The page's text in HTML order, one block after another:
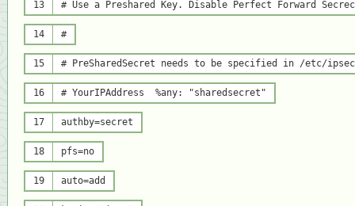
13 # Use a Preshared Key. Disable Perfect Forward
14 #
15 # PreSharedSecret needs to be specified in /etc/
16 # YourIPAddress %any: "sharedsecret"
17 authby=secret
18 pfs=no
19 auto=add